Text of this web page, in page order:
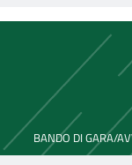
BANDO DI GARA/